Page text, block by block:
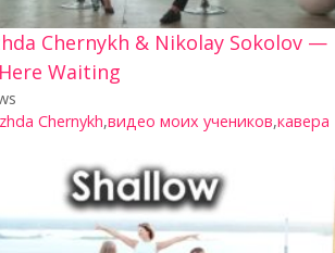
Chernykh & Nikolay Sokolov —
Waiting
Chernykh,видео моих учеников,кавера